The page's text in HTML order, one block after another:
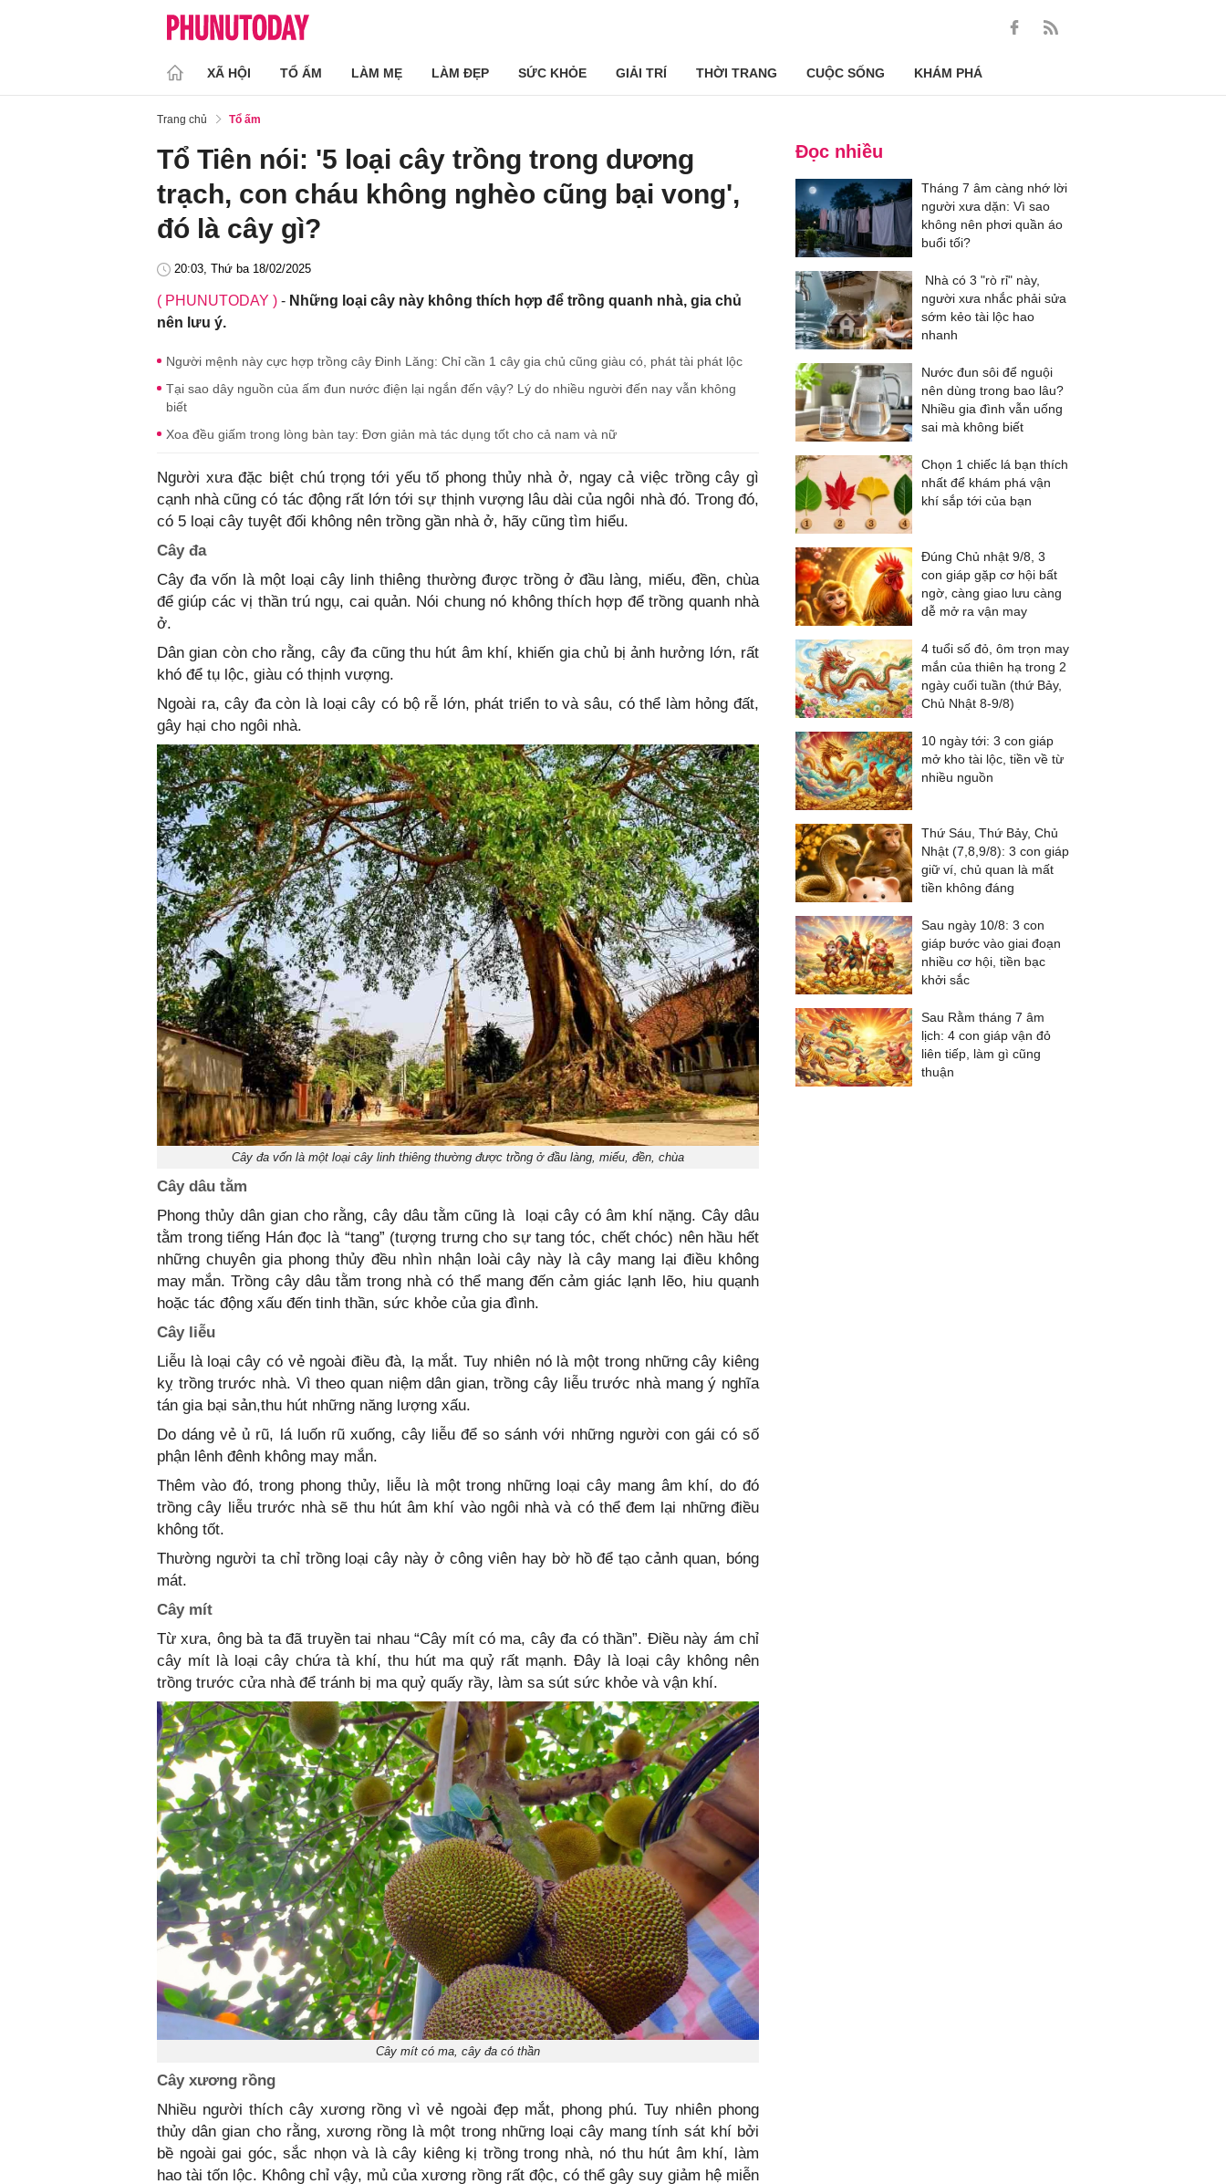
XÃ HỘI TỔ ẤM LÀM MẸ LÀM ĐẸP SỨC KHỎE GIẢI TRÍ THỜI TRANG CUỘC SỐNG KHÁM PHÁ
Trang chủ Tổ ấm
Tổ Tiên nói: '5 loại cây trồng trong dương
trạch, con cháu không nghèo cũng bại vong',
đó là cây gì?
20:03, Thứ ba 18/02/2025
( PHUNUTODAY ) - Những loại cây này không thích hợp để trồng quanh nhà, gia chủ
nên lưu ý.
Người mệnh này cực hợp trồng cây Đinh Lăng: Chỉ cần 1 cây gia chủ cũng giàu có, phát tài phát lộc
Tại sao dây nguồn của ấm đun nước điện lại ngắn đến vậy? Lý do nhiều người đến nay vẫn không
biết
Xoa đều giấm trong lòng bàn tay: Đơn giản mà tác dụng tốt cho cả nam và nữ
Người xưa đặc biệt chú trọng tới yếu tố phong thủy nhà ở, ngay cả việc trồng cây gì
cạnh nhà cũng có tác động rất lớn tới sự thịnh vượng lâu dài của ngôi nhà đó. Trong đó,
có 5 loại cây tuyệt đối không nên trồng gần nhà ở, hãy cũng tìm hiểu.
Cây đa
Cây đa vốn là một loại cây linh thiêng thường được trồng ở đầu làng, miếu, đền, chùa
để giúp các vị thần trú ngụ, cai quản. Nói chung nó không thích hợp để trồng quanh nhà
ở.
Dân gian còn cho rằng, cây đa cũng thu hút âm khí, khiến gia chủ bị ảnh hưởng lớn, rất
khó để tụ lộc, giàu có thịnh vượng.
Ngoài ra, cây đa còn là loại cây có bộ rễ lớn, phát triển to và sâu, có thể làm hỏng đất,
gây hại cho ngôi nhà.
Cây đa vốn là một loại cây linh thiêng thường được trồng ở đầu làng, miếu, đền, chùa
Cây dâu tằm
Phong thủy dân gian cho rằng, cây dâu tằm cũng là loại cây có âm khí nặng. Cây dâu
tằm trong tiếng Hán đọc là “tang” (tượng trưng cho sự tang tóc, chết chóc) nên hầu hết
những chuyên gia phong thủy đều nhìn nhận loài cây này là cây mang lại điều không
may mắn. Trồng cây dâu tằm trong nhà có thể mang đến cảm giác lạnh lẽo, hiu quạnh
hoặc tác động xấu đến tinh thần, sức khỏe của gia đình.
Cây liễu
Liễu là loại cây có vẻ ngoài điều đà, lạ mắt. Tuy nhiên nó là một trong những cây kiêng
kỵ trồng trước nhà. Vì theo quan niệm dân gian, trồng cây liễu trước nhà mang ý nghĩa
tán gia bại sản,thu hút những năng lượng xấu.
Do dáng vẻ ủ rũ, lá luốn rũ xuống, cây liễu để so sánh với những người con gái có số
phận lênh đênh không may mắn.
Thêm vào đó, trong phong thủy, liễu là một trong những loại cây mang âm khí, do đó
trồng cây liễu trước nhà sẽ thu hút âm khí vào ngôi nhà và có thể đem lại những điều
không tốt.
Thường người ta chỉ trồng loại cây này ở công viên hay bờ hồ để tạo cảnh quan, bóng
mát.
Cây mít
Từ xưa, ông bà ta đã truyền tai nhau “Cây mít có ma, cây đa có thần”. Điều này ám chỉ
cây mít là loại cây chứa tà khí, thu hút ma quỷ rất mạnh. Đây là loại cây không nên
trồng trước cửa nhà để tránh bị ma quỷ quấy rầy, làm sa sút sức khỏe và vận khí.
Cây mít có ma, cây đa có thần
Cây xương rồng
Nhiều người thích cây xương rồng vì vẻ ngoài đẹp mắt, phong phú. Tuy nhiên phong
thủy dân gian cho rằng, xương rồng là một trong những loại cây mang tính sát khí bởi
bề ngoài gai góc, sắc nhọn và là cây kiêng kị trồng trong nhà, nó thu hút âm khí, làm
hao tài tốn lộc. Không chỉ vậy, mủ của xương rồng rất độc, có thể gây suy giảm hệ miễn
Đọc nhiều
Tháng 7 âm càng nhớ lời
người xưa dặn: Vì sao
không nên phơi quần áo
buổi tối?
Nhà có 3 "rò rỉ" này,
người xưa nhắc phải sửa
sớm kẻo tài lộc hao
nhanh
Nước đun sôi để nguội
nên dùng trong bao lâu?
Nhiều gia đình vẫn uống
sai mà không biết
Chọn 1 chiếc lá bạn thích
nhất để khám phá vận
khí sắp tới của bạn
Đúng Chủ nhật 9/8, 3
con giáp gặp cơ hội bất
ngờ, càng giao lưu càng
dễ mở ra vận may
4 tuổi số đỏ, ôm trọn may
mắn của thiên hạ trong 2
ngày cuối tuần (thứ Bảy,
Chủ Nhật 8-9/8)
10 ngày tới: 3 con giáp
mở kho tài lộc, tiền về từ
nhiều nguồn
Thứ Sáu, Thứ Bảy, Chủ
Nhật (7,8,9/8): 3 con giáp
giữ ví, chủ quan là mất
tiền không đáng
Sau ngày 10/8: 3 con
giáp bước vào giai đoạn
nhiều cơ hội, tiền bạc
khởi sắc
Sau Rằm tháng 7 âm
lịch: 4 con giáp vận đỏ
liên tiếp, làm gì cũng
thuận